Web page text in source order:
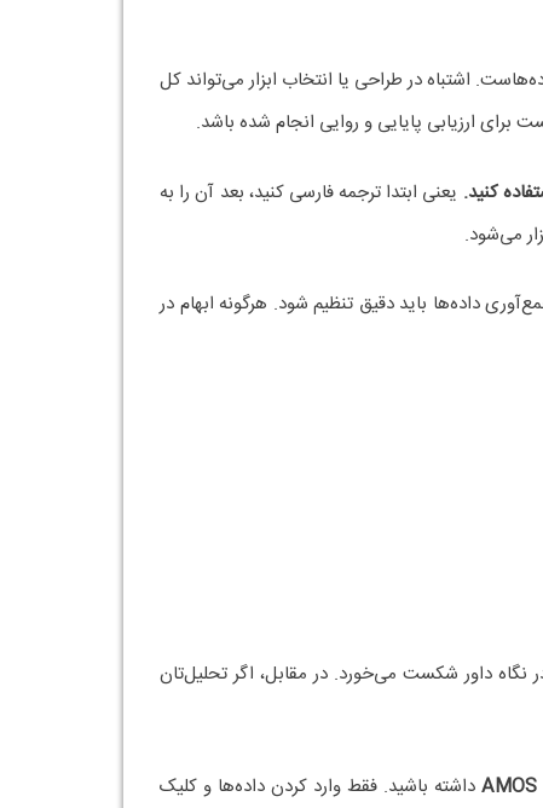
اشتباه در طراحی یا انتخاب ابزار می‌تواند کل
برای ارزیابی پایایی و روایی انجام شده باشد.
یعنی ابتدا ترجمه فارسی کنید، بعد آن را به
می‌شود.
داده‌ها باید دقیق تنظیم شود. هرگونه ابهام در
نگاه داور شکست می‌خورد. در مقابل، اگر تحلیل‌تان
AMOSداشته باشید. فقط وارد کردن داده‌ها و کلیک